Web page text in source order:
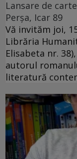
Lansare de
Perșa, Icar 89
Vă invităm joi,
Librăria
Elisabeta nr.
autorul
literatură